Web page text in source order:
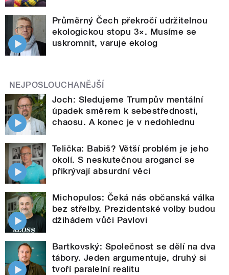
Průměrný Čech překročí udržitelnou
ekologickou stopu 3×. Musíme se
uskromnit, varuje ekolog
NEJPOSLOUCHANĚJŠÍ
Joch: Sledujeme Trumpův mentální
úpadek směrem k sebestřednosti,
chaosu. A konec je v nedohlednu
Telička: Babiš? Větší problém je jeho
okolí. S neskutečnou arogancí se
přikrývají absurdní věci
Michopulos: Čeká nás občanská válka
bez střelby. Prezidentské volby budou
džihádem vůči Pavlovi
Bartkovský: Společnost se dělí na dva
tábory. Jeden argumentuje, druhý si
tvoří paralelní realitu